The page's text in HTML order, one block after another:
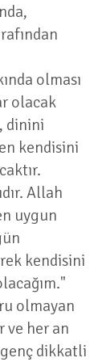
olması
olacak
dinini
kendisini
Allah
uygun
kendisini
olmayan
ve her an
genç dikkatli